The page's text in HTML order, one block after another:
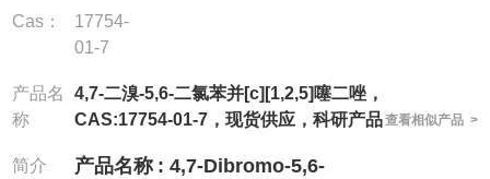
Cas：
17754-
01-7
产品名
称
4,7-二溴-5,6-二氯苯并[c][1,2,5]噻二唑，
CAS:17754-01-7，现货供应，科研产品查看相似产品 >
简介 产品名称 : 4,7-Dibromo-5,6-